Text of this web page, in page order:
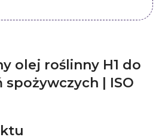
olej roślinny H1 do
spożywczych | ISO